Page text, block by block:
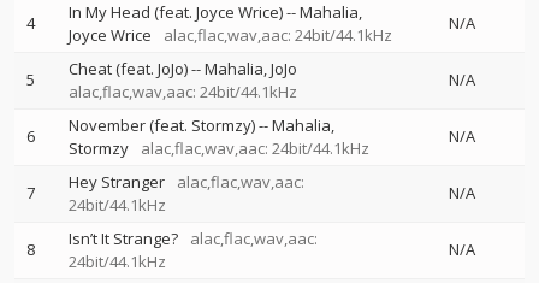
4 In My Head (feat. Joyce Wrice)--Mahalia
Joyce Wrice
alac,flac,wav,aac: 24bit/44.1kHz
N/A
5 Cheat (feat. JoJo)--Mahalia JoJo
alac,flac,wav,aac: 24bit/44.1kHz
N/A
6 November (feat. Stormzy)--Mahalia
Stormzy
alac,flac,wav,aac: 24bit/44.1kHz
N/A
7 Hey Stranger
alac,flac,wav,aac:
24bit/44.1kHz
N/A
8 Isn’t It Strange?
alac,flac,wav,aac:
24bit/44.1kHz
N/A